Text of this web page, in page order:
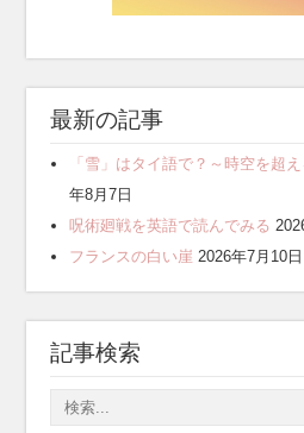
最新の記事
「雪」はタイ語で？～時空を超
年8月7日
呪術廻戦を英語で読んでみる
フランスの白い崖 2026年7月10日
記事検索